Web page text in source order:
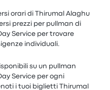
orari di Thirumal Alaghu
prezzi per pullman di
Service per trovare
individuali.
su un pullman
Service per ogni
i tuoi biglietti Thirumal